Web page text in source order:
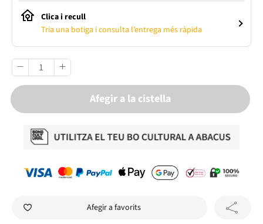
Clica i recull
Tria una botiga i consulta l’entrega més ràpida
Afegir a la cistella
Afegir a favorits